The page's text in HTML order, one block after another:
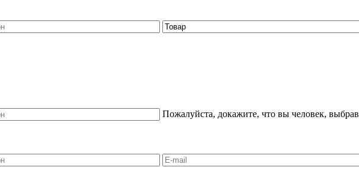
Пожалуйста, докажите, что вы человек, выбрав